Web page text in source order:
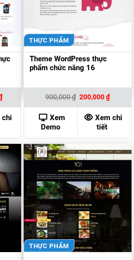
₫.
Giá
hiện
tại
là:
200,000 ₫.
chi
THỰC PHẨM
Theme WordPress thực
phẩm chức năng 16
900,000₫ Giá
gốc
là:
900,000 ₫.
200,000₫Giá
hiện
tại
là:
Xem
Demo
Xem chi
tiết
THỰC PHẨM